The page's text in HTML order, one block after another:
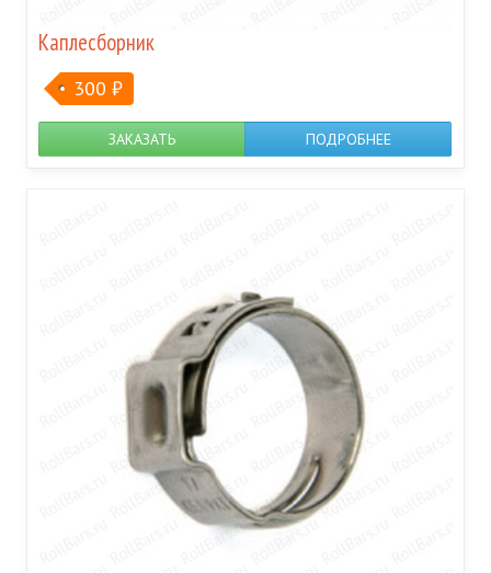
Каплесборник
300 ₽
ЗАКАЗАТЬ ПОДРОБНЕЕ